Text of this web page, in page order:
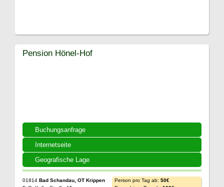
Buchungsanfrage
Internetseite
Geografische Lage
Pension Hönel-Hof
01814 Bad Schandau, OT Krippen
Person pro Tag ab: 50€